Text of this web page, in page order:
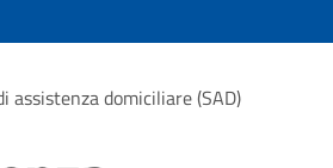
assistenza domiciliare (SAD)